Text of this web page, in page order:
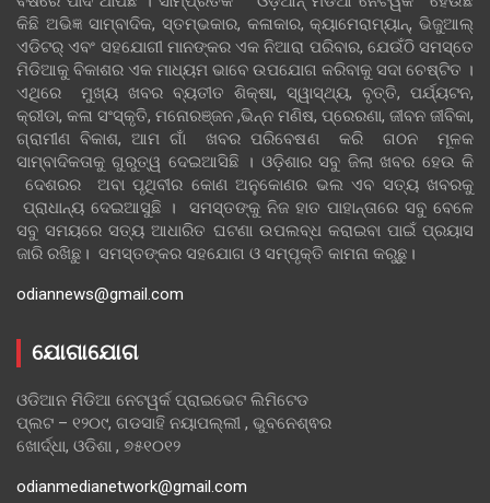
କିଛି ଅଭିଜ୍ଞ ସାମ୍ବାଦିକ, ସ୍ତମ୍ଭକାର, କଳାକାର, କ୍ୟାମେରାମ୍ୟାନ୍, ଭିଜୁଆଲ୍
ଏଡିଟର୍ ଏବଂ ସହଯୋଗୀ ମାନଙ୍କର ଏକ ନିଆରା ପରିବାର, ଯେଉଁଠି ସମସ୍ତେ
ମିଡିଆକୁ ବିକାଶର ଏକ ମାଧ୍ୟମ ଭାବେ ଉପଯୋଗ କରିବାକୁ ସଦା ଚେଷ୍ଟିତ ।
ଏଥିରେ ମୁଖ୍ୟ ଖବର ବ୍ୟତୀତ ଶିକ୍ଷା, ସ୍ୱାସ୍ଥ୍ୟ, ବୃତ୍ତି, ପର୍ଯ୍ୟଟନ,
କ୍ରୀଡା, କଳା ସଂସ୍କୃତି, ମନୋରଞ୍ଜନ ,ଭିନ୍ନ ମଣିଷ, ପ୍ରେରଣା, ଜୀବନ ଜୀବିକା,
ଗ୍ରାମୀଣ ବିକାଶ, ଆମ ଗାଁ ଖବର ପରିବେଷଣ କରି ଗଠନ ମୂଳକ
ସାମ୍ବାଦିକତାକୁ ଗୁରୁତ୍ୱ ଦେଇଆସିଛି । ଓଡ଼ିଶାର ସବୁ ଜିଲା ଖବର ହେଉ କି
ଦେଶରର ଅବା ପୃଥିବୀର କୋଣ ଅନୁକୋଣର ଭଲ ଏବ ସତ୍ୟ ଖବରକୁ
ପ୍ରାଧାନ୍ୟ ଦେଇଆସୁଛି । ସମସ୍ତଙ୍କୁ ନିଜ ହାତ ପାହାନ୍ତାରେ ସବୁ ବେଳେ
ସବୁ ସମୟରେ ସତ୍ୟ ଆଧାରିତ ଘଟଣା ଉପଲବ୍ଧ କରାଇବା ପାଇଁ ପ୍ରୟାସ
ଜାରି ରଖିଛୁ। ସମସ୍ତଙ୍କର ସହଯୋଗ ଓ ସମ୍ପୃକ୍ତି କାମନା କରୁଛୁ।
odiannews@gmail.com
ଯୋଗାଯୋଗ
ଓଡିଆନ ମିଡିଆ ନେଟୱର୍କ ପ୍ରାଇଭେଟ ଲିମିଟେଡ
ପ୍ଲଟ – ୧୨୦୯, ଗଡସାହି ନୟାପଲ୍ଲୀ , ଭୁବନେଶ୍ଵର
ଖୋର୍ଦ୍ଧା, ଓଡିଶା , ୭୫୧୦୧୨
odianmedianetwork@gmail.com